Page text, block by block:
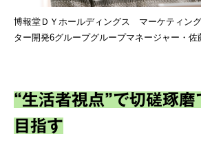
博報堂ＤＹホールディングス マーケティン
ター開発6グループグループマネージャー・佐
“生活者視点”で切磋琢磨
目指す